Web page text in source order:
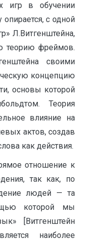
игр в обучении
с одной
Л.Витгенштейна,
теорию фреймов.
своими
концепцию
основы которой
Теория
влияние на
актов, создав
как действия.
отношение к
так как, по
людей — та
которой мы
[Витгенштейн
наиболее